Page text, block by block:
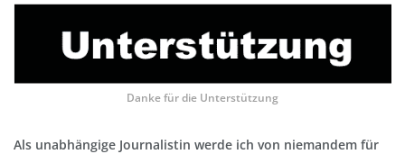
Danke für die Unterstützung
Als unabhängige Journalistin werde ich von niemandem für